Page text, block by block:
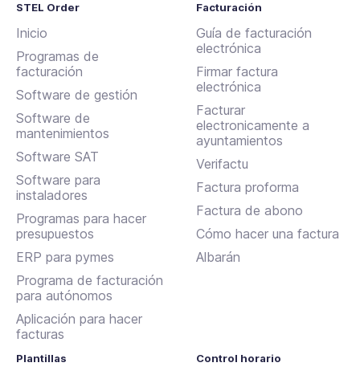
STEL Order
Inicio
Programas de
facturación
Software de gestión
Software de
mantenimientos
Software SAT
Software para
instaladores
Programas para hacer
presupuestos
ERP para pymes
Programa de facturación
para autónomos
Aplicación para hacer
facturas
Facturación
Guía de facturación
electrónica
Firmar factura
electrónica
Facturar
electronicamente a
ayuntamientos
Verifactu
Factura proforma
Factura de abono
Cómo hacer una factura
Albarán
Plantillas Control horario